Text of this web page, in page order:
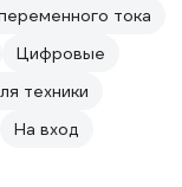
тока
Цифровые
техники
На вход